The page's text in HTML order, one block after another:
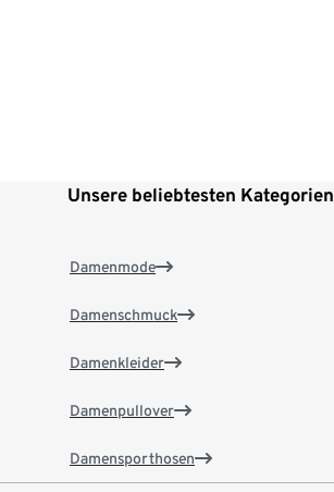
Unsere beliebtesten Kategorien
Damenmode
Damenschmuck
Damenkleider
Damenpullover
Damensporthosen